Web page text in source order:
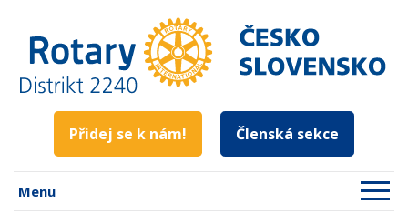
Přidej se k nám! Členská sekce
Menu